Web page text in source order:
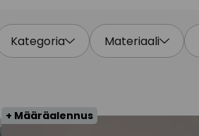
Kategoria Materiaali
+ Määräalennus